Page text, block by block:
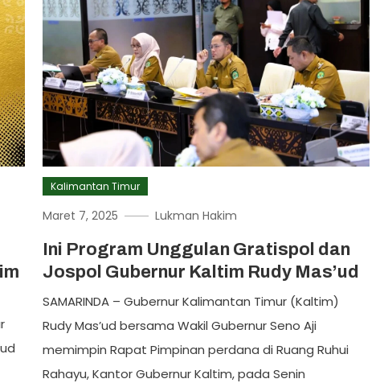
Kalimantan Timur
Maret 7, 2025 Lukman Hakim
Ini Program Unggulan Gratispol dan
Jospol Gubernur Kaltim Rudy Mas’ud
SAMARINDA – Gubernur Kalimantan Timur (Kaltim)
Rudy Mas’ud bersama Wakil Gubernur Seno Aji
memimpin Rapat Pimpinan perdana di Ruang Ruhui
Rahayu, Kantor Gubernur Kaltim, pada Senin